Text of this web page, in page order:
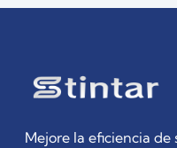
Mejore la eficiencia